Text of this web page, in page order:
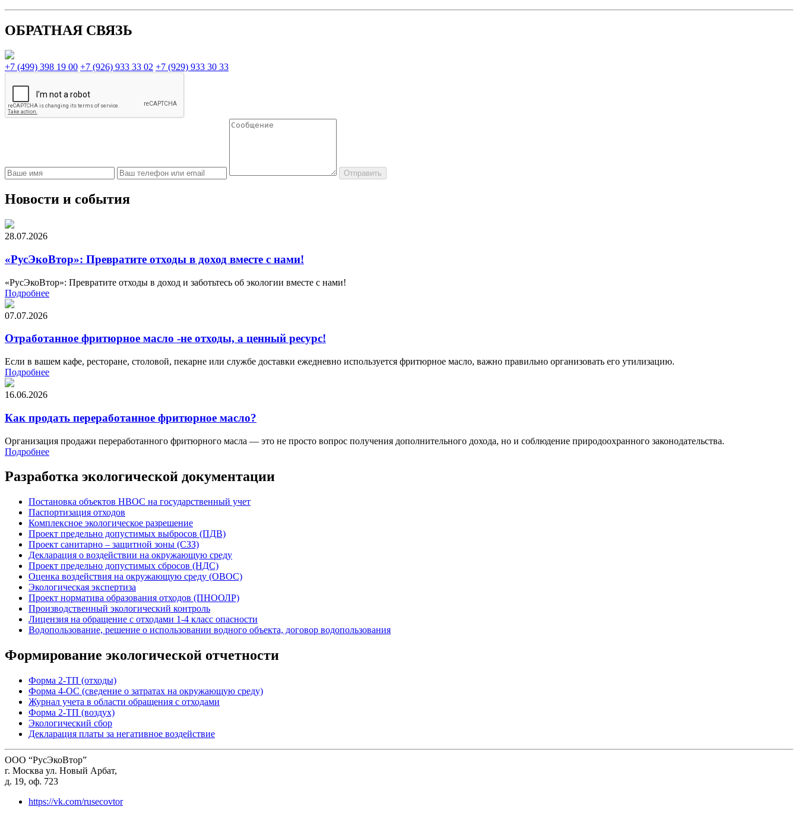
ОБРАТНАЯ СВЯЗЬ
+7 (499) 398 19 00 +7 (926) 933 33 02 +7 (929) 933 30 33
Новости и события
28.07.2026
«РусЭкоВтор»: Превратите отходы в доход вместе с нами!
«РусЭкоВтор»: Превратите отходы в доход и заботьтесь об экологии вместе с нами!
Подробнее
07.07.2026
Отработанное фритюрное масло -не отходы, а ценный ресурс!
Если в вашем кафе, ресторане, столовой, пекарне или службе доставки ежедневно используется фритюрное масло, важно правильно организовать его утилизацию.
Подробнее
16.06.2026
Как продать переработанное фритюрное масло?
Организация продажи переработанного фритюрного масла — это не просто вопрос получения дополнительного дохода, но и соблюдение природоохранного законодательства.
Подробнее
Разработка экологической документации
Постановка объектов НВОС на государственный учет
Паспортизация отходов
Комплексное экологическое разрешение
Проект предельно допустимых выбросов (ПДВ)
Проект санитарно – защитной зоны (СЗЗ)
Декларация о воздействии на окружающую среду
Проект предельно допустимых сбросов (НДС)
Оценка воздействия на окружающую среду (ОВОС)
Экологическая экспертиза
Проект норматива образования отходов (ПНООЛР)
Производственный экологический контроль
Лицензия на обращение с отходами 1-4 класс опасности
Водопользование, решение о использовании водного объекта, договор водопользования
Формирование экологической отчетности
Форма 2-ТП (отходы)
Форма 4-ОС (сведение о затратах на окружающую среду)
Журнал учета в области обращения с отходами
Форма 2-ТП (воздух)
Экологический сбор
Декларация платы за негативное воздействие
ООО “РусЭкоВтор”
г. Москва ул. Новый Арбат,
д. 19, оф. 723
https://vk.com/rusecovtor